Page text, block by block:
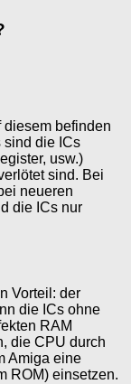
diesem befinden
sind die ICs
usw.)
sind. Bei
neueren
die ICs nur
Vorteil: der
die ICs ohne
RAM
die CPU durch
Amiga eine
ROM) einsetzen.